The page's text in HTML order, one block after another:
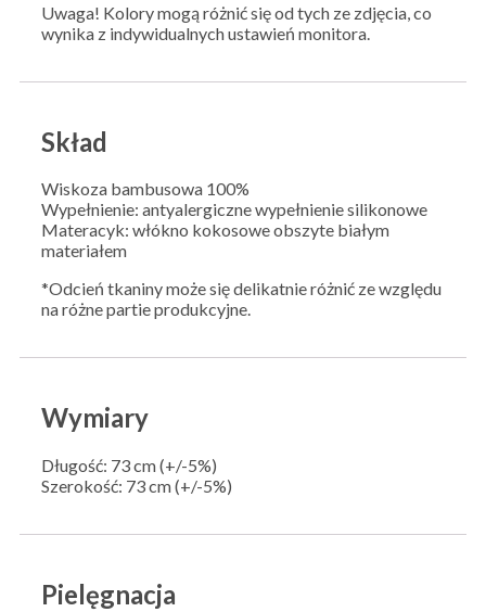
Uwaga! Kolory mogą różnić się od tych ze zdjęcia, co
wynika z indywidualnych ustawień monitora.
Skład
Wiskoza bambusowa 100%
Wypełnienie: antyalergiczne wypełnienie silikonowe
Materacyk: włókno kokosowe obszyte białym
materiałem
*Odcień tkaniny może się delikatnie różnić ze względu
na różne partie produkcyjne.
Wymiary
Długość: 73 cm (+/-5%)
Szerokość: 73 cm (+/-5%)
Pielęgnacja